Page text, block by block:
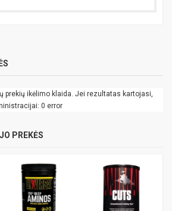
prekių ikėlimo klaida. Jei rezultatas kartojasi,
0 error
PREKĖS